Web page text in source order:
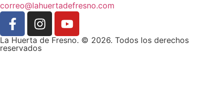
correo@lahuertadefresno.com
La Huerta de Fresno. © 2026. Todos los derechos
reservados